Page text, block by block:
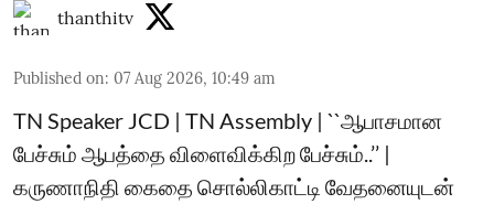
thanthitv
Published on: 07 Aug 2026, 10:49 am
TN Speaker JCD | TN Assembly | ``ஆபாசமான
பேச்சும் ஆபத்தை விளைவிக்கிற பேச்சும்..’’ |
கருணாநிதி கைதை சொல்லிகாட்டி வேதனையுடன்